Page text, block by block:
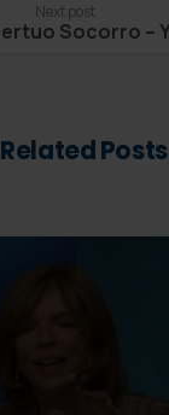
Next post
Related Posts